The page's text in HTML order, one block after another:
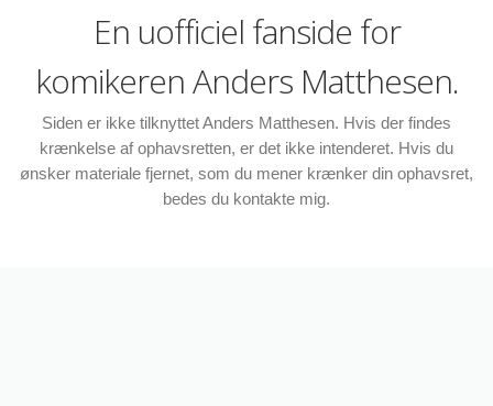
En uofficiel fanside for
komikeren Anders Matthesen.
Siden er ikke tilknyttet Anders Matthesen. Hvis der findes
krænkelse af ophavsretten, er det ikke intenderet. Hvis du
ønsker materiale fjernet, som du mener krænker din ophavsret,
bedes du kontakte mig.